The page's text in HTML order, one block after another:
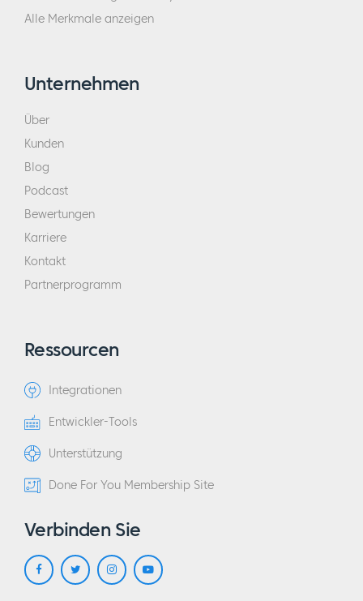
Alle Merkmale anzeigen
Unternehmen
Über
Kunden
Blog
Podcast
Bewertungen
Karriere
Kontakt
Partnerprogramm
Ressourcen
Integrationen
Entwickler-Tools
Unterstützung
Done For You Membership Site
Verbinden Sie